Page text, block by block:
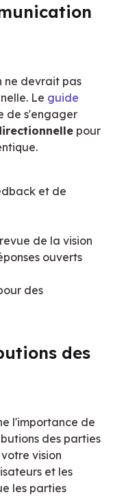
ne devrait pas
Le guide
de s'engager
pour
et de
de la vision
ouverts
des
des
l'importance de
des parties
vision
et les
les parties